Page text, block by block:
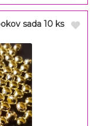
sada 10 ks